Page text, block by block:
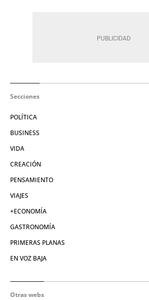
Secciones
POLÍTICA
BUSINESS
VIDA
CREACIÓN
PENSAMIENTO
VIAJES
+ECONOMÍA
GASTRONOMÍA
PRIMERAS PLANAS
EN VOZ BAJA
Otras webs